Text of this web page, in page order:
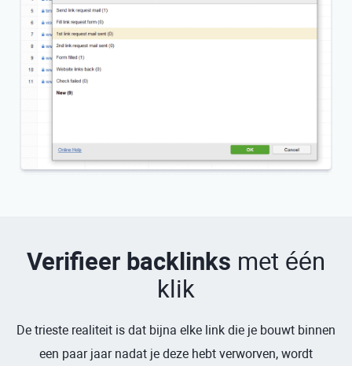
Verifieer backlinks met één
klik
De trieste realiteit is dat bijna elke link die je bouwt binnen
een paar jaar nadat je deze hebt verworven, wordt